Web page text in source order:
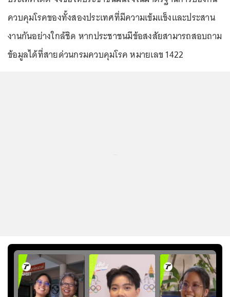
ควบคุมโรคของทั้งสองประเทศที่มีความเข้มแข็งและประสาน
งานกันอย่างใกล้ชิด หากประชาชนมีข้อสงสัยสามารถสอบถาม
ข้อมูลได้ที่สายด่วนกรมควบคุมโรค หมายเลข 1422